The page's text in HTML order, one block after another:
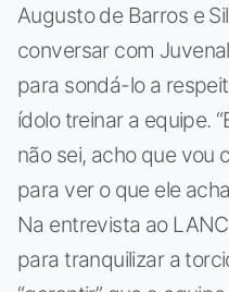
Augusto de Barros e
conversar com
para sondá-lo a
ídolo treinar a equipe.
não sei, acho que vou
para ver o que ele
Na entrevista ao
para tranquilizar a